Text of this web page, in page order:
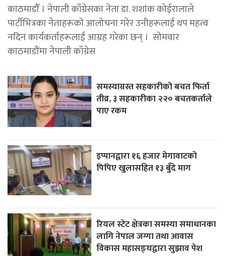
काठमाडाैँ । नेपाली काँग्रेसका नेता डा. शशांक कोईरालाले
पार्टीभित्रका नेताहरूको आलोचना गरेर उनीहरूलाई थप महत्व
नदिन कार्यकर्ताहरूलाई आग्रह गरेका छन् । सोमवार
काठमाडौंमा नेपाली काँग्रेस
समस्याग्रस्त सहकारीको बचत फिर्ता
तीव्र, ३ सहकारीका २२० बचतकर्ताले
पाए रकम
इप्पानद्वारा १६ हजार मेगावाटको
पिपिए खुलासहित १३ बुँदे माग
रियल स्टेट क्षेत्रका समस्या समाधानका
लागि नेपाल जग्गा तथा आवास
विकास महासङ्घद्वारा सुझाव पेश